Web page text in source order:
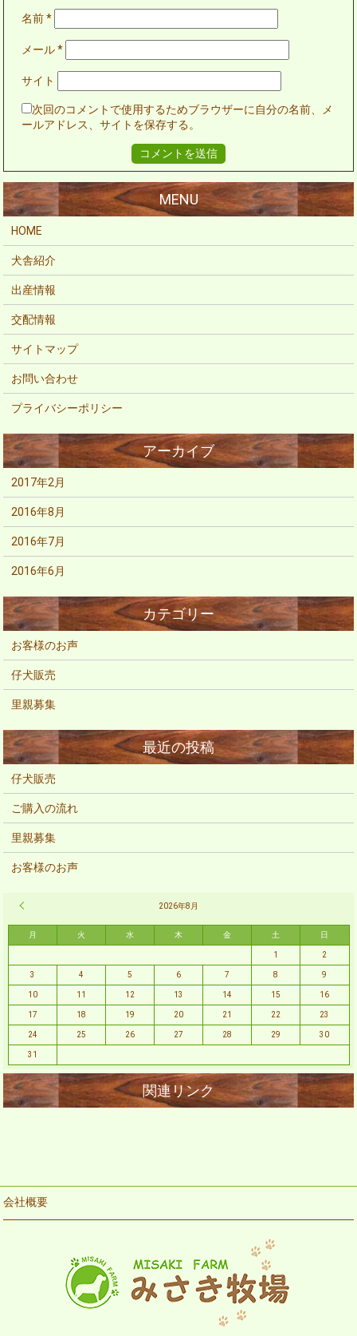
名前*
メール*
サイト
次回のコメントで使用するためブラウザーに自分の名前、メ
ールアドレス、サイトを保存する。
HOME
犬舎紹介
出産情報
交配情報
サイトマップ
お問い合わせ
プライバシーポリシー
2017年2月
2016年8月
2016年7月
2016年6月
お客様のお声
仔犬販売
里親募集
仔犬販売
ご購入の流れ
里親募集
お客様のお声
2026年8月
月 火 水 木 金 土 日
1 2
3 4 5 6 7 8 9
10 11 12 13 14 15 16
17 18 19 20 21 22 23
24 25 26 27 28 29 30
31
会社概要